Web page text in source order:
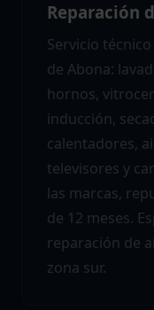
Reparación
Servicio
de Abona:
hornos,
inducción,
calentadores,
televisores y
las marcas,
de 12 meses.
reparación de
zona sur.